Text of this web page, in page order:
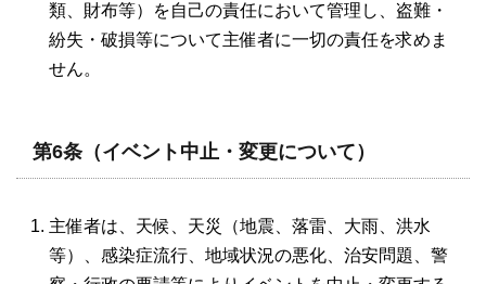
類、財布等）を自己の責任において管理し、盗難・
紛失・破損等について主催者に一切の責任を求めま
せん。
第6条（イベント中止・変更について）
主催者は、天候、天災（地震、落雷、大雨、洪水
等）、感染症流行、地域状況の悪化、治安問題、警